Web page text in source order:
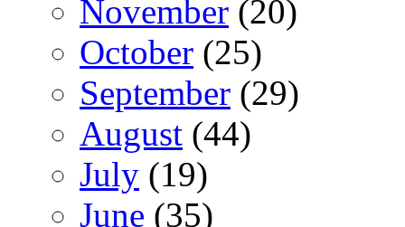
November (20)
October (25)
September (29)
August (44)
July (19)
June (35)